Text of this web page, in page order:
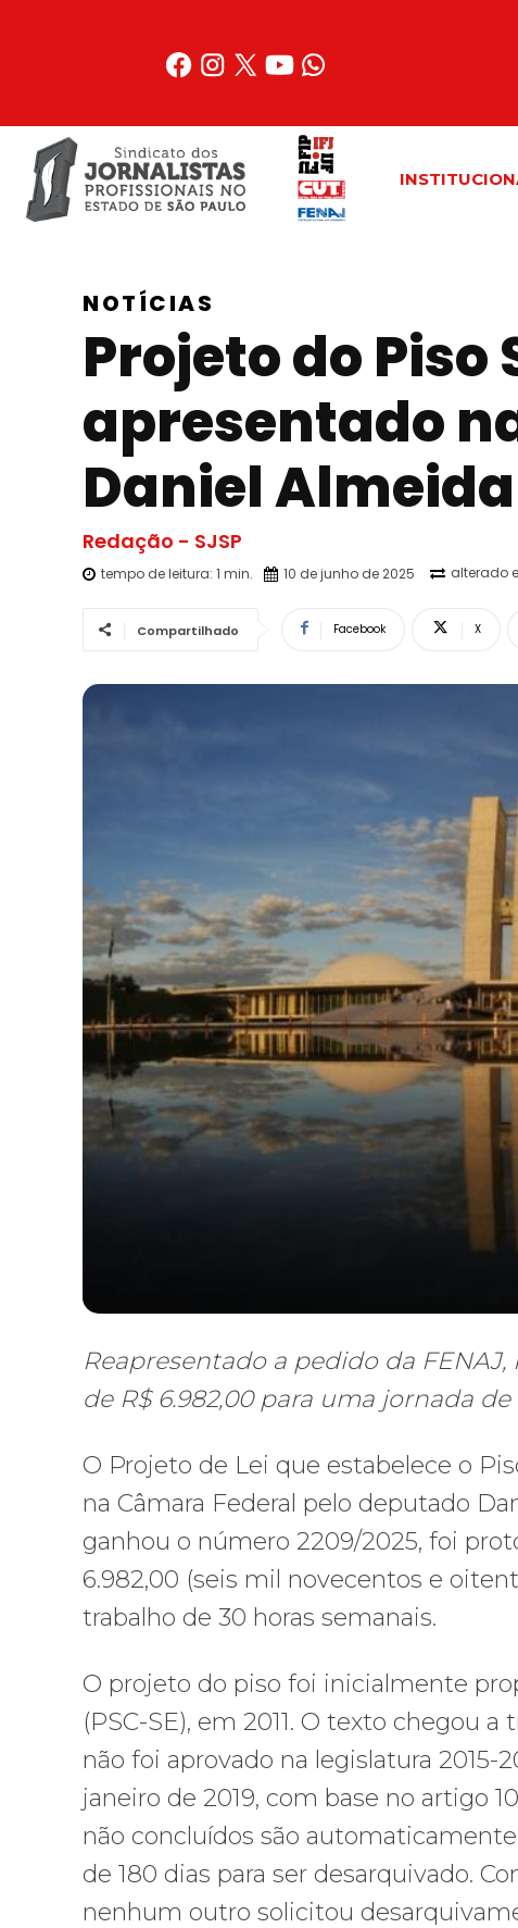
NOTÍCIAS
Projeto do
apresentado
Daniel Almeida
Redação - SJSP
tempo de leitura: 1 min. 10 de junho de 2025 alterado
Compartilhado Facebook X
Reapresentado a pedido da
de R$ 6.982,00 para uma jornada
O Projeto de Lei que estabelece o
na Câmara Federal pelo deputado
ganhou o número 2209/2025, foi
6.982,00 (seis mil novecentos e
trabalho de 30 horas semanais.
O projeto do piso foi inicialmente
(PSC-SE), em 2011. O texto chegou
não foi aprovado na legislatura 2015-
janeiro de 2019, com base no artigo
não concluídos são
de 180 dias para ser desarquivado.
nenhum outro solicitou